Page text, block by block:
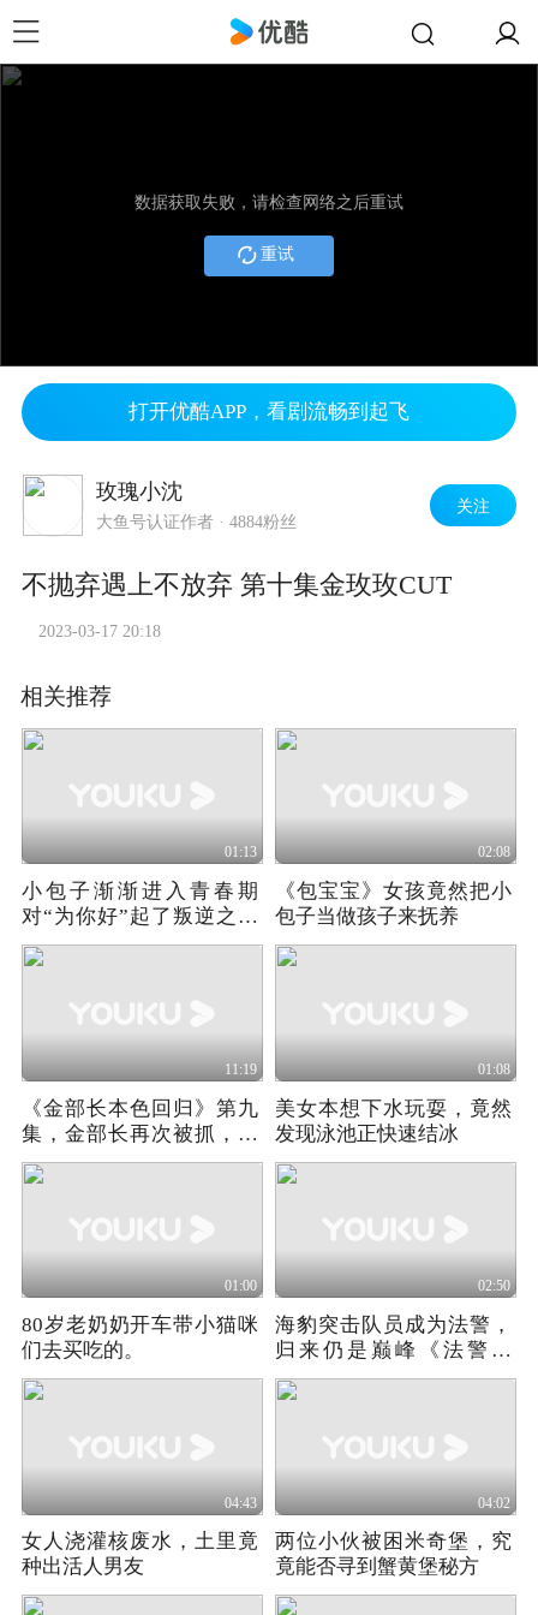
数据获取失败，请检查网络之后重试
重试
打开优酷APP，看剧流畅到起飞
玫瑰小沈
大鱼号认证作者 ·4884粉丝
关注
不抛弃遇上不放弃 第十集金玫玫CUT
2023-03-17 20:18
相关推荐
01:13
小包子渐渐进入青春期
对“为你好”起了叛逆之心
《包宝宝》
02:08
《包宝宝》女孩竟然把小
包子当做孩子来抚养
11:19
《金部长本色回归》第九
集，金部长再次被抓，剧
情反转太快
01:08
美女本想下水玩耍，竟然
发现泳池正快速结冰
01:00
80岁老奶奶开车带小猫咪
们去买吃的。
02:50
海豹突击队员成为法警，
归来仍是巅峰《法警小
队》02
04:43
女人浇灌核废水，土里竟
种出活人男友
04:02
两位小伙被困米奇堡，究
竟能否寻到蟹黄堡秘方